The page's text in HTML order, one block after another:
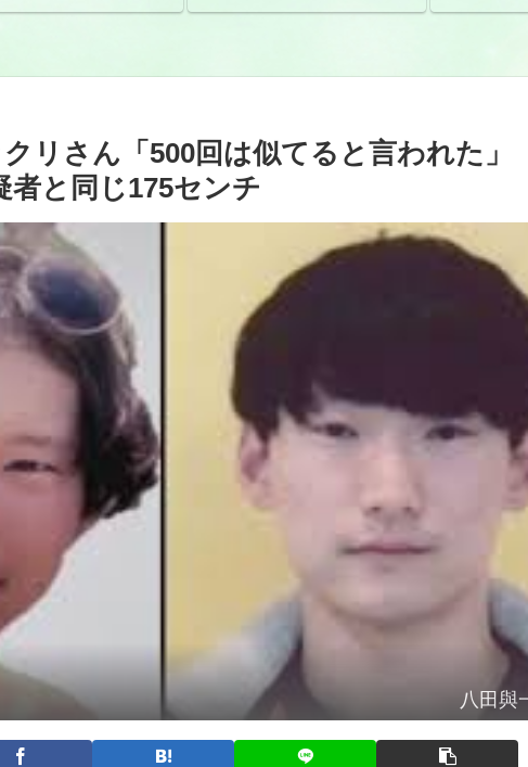
はデジタル写真集が異例の大
リさん「500回は似てると言われた」
者と同じ175センチ
八田與